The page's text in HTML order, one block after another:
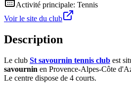
Activité principale: Tennis
Voir le site du club
Description
Le club St savournin tennis club est
savournin en Provence-Alpes-Côte
Le centre dispose de 4 courts.